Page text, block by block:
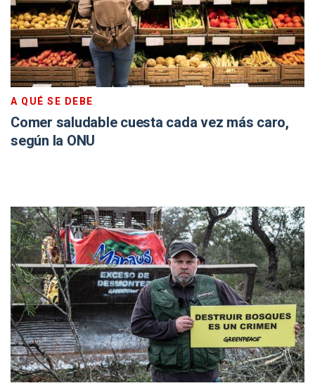
A QUÉ SE DEBE
Comer saludable cuesta cada vez más caro,
según la ONU